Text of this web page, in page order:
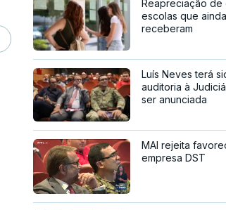
Reapreciação de
escolas que
receberam
Luís Neves terá
auditoria à
ser anunciada
MAI rejeita
empresa DST